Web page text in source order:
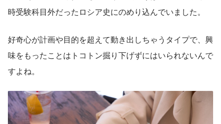
時受験科目外だったロシア史にのめり込んでいました。
好奇心が計画や目的を超えて動き出しちゃうタイプで、興
味をもったことはトコトン掘り下げずにはいられないんで
すよね。